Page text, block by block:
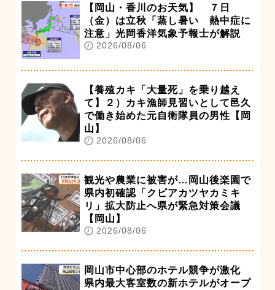
【岡山・香川のお天気】 ７日
（金）は立秋「蒸し暑い 熱中症に
注意」光岡香洋気象予報士が解説
2026/08/06
【養殖カキ「大量死」を乗り越え
て】２）カキ漁師見習いとして邑久
で働き始めた元自衛隊員の男性【岡
山】
2026/08/06
観光や農業に被害が…岡山後楽園で
県内初確認「クビアカツヤカミキ
リ」拡大防止へ県が緊急対策会議
【岡山】
2026/08/06
岡山市中心部のホテル競争が激化
県内最大客室数の新ホテルがオープ